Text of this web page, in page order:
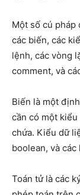
Một số cú pháp
các biến, các
lệnh, các vòng
comment, và
Biến là một
cần có một
chứa. Kiểu dữ
boolean, và
Toán tử là các